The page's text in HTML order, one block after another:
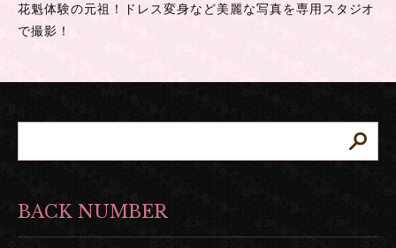
花魁体験の元祖！ドレス変身など美麗な写真を専用スタジオ
で撮影！
BACK NUMBER